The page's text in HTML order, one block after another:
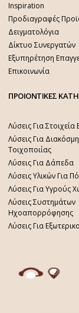
Inspiration
Προδιαγραφές
Δειγματολόγια
Δίκτυο Συνεργατών
Εξυπηρέτηση
Επικοινωνία
ΠΡΟΙΟΝΤΙΚΕΣ
Λύσεις Για
Λύσεις Για
Τοιχοποιίας
Λύσεις Για Δάπεδα
Λύσεις Υλικών Για
Λύσεις Για Υγρούς
Λύσεις Συστημάτων
Ηχοαπορρόφησης
Λύσεις Για